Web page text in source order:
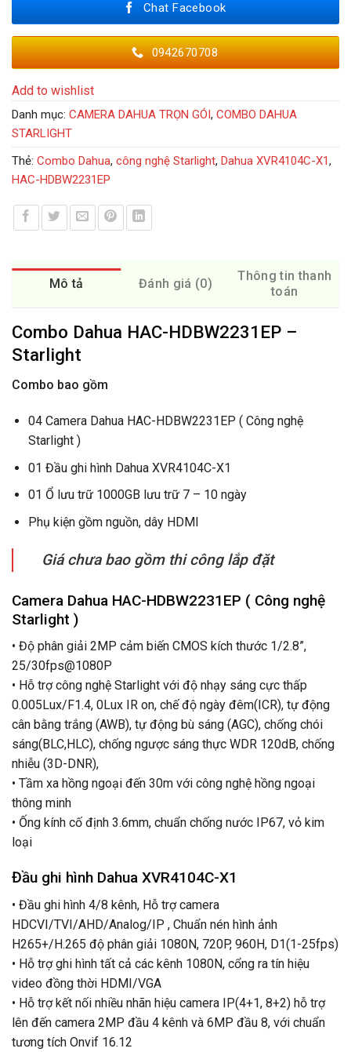
Chat Facebook
0942670708
Add to wishlist
Danh mục: CAMERA DAHUA TRỌN GÓI, COMBO DAHUA
STARLIGHT
Thẻ: Combo Dahua, công nghệ Starlight, Dahua XVR4104C-X1,
HAC-HDBW2231EP
Mô tả Đánh giá (0)
Thông tin thanh
toán
Combo Dahua HAC-HDBW2231EP –
Starlight
Combo bao gồm
04 Camera Dahua HAC-HDBW2231EP ( Công nghệ
Starlight )
01 Đầu ghi hình Dahua XVR4104C-X1
01 Ổ lưu trữ 1000GB lưu trữ 7 – 10 ngày
Phụ kiện gồm nguồn, dây HDMI
Giá chưa bao gồm thi công lắp đặt
Camera Dahua HAC-HDBW2231EP ( Công nghệ
Starlight )
• Độ phân giải 2MP cảm biến CMOS kích thước 1/2.8”,
25/30fps@1080P
• Hỗ trợ công nghệ Starlight với độ nhạy sáng cực thấp
0.005Lux/F1.4, 0Lux IR on, chế độ ngày đêm(ICR), tự động
cân bằng trắng (AWB), tự động bù sáng (AGC), chống chói
sáng(BLC,HLC), chống ngược sáng thực WDR 120dB, chống
nhiễu (3D-DNR),
• Tầm xa hồng ngoại đến 30m với công nghệ hồng ngoại
thông minh
• Ống kính cố định 3.6mm, chuẩn chống nước IP67, vỏ kim
loại
Đầu ghi hình Dahua XVR4104C-X1
• Đầu ghi hình 4/8 kênh, Hỗ trợ camera
HDCVI/TVI/AHD/Analog/IP , Chuẩn nén hình ảnh
H265+/H.265 độ phân giải 1080N, 720P, 960H, D1(1-25fps)
• Hỗ trợ ghi hình tất cả các kênh 1080N, cổng ra tín hiệu
video đồng thời HDMI/VGA
• Hỗ trợ kết nối nhiều nhãn hiệu camera IP(4+1, 8+2) hỗ trợ
lên đến camera 2MP đầu 4 kênh và 6MP đầu 8, với chuẩn
tương tích Onvif 16.12